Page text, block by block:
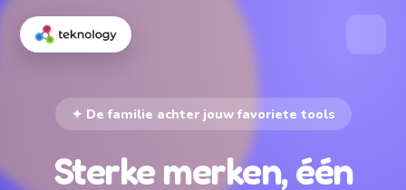
✦ De familie achter jouw favoriete tools
Sterke merken, één